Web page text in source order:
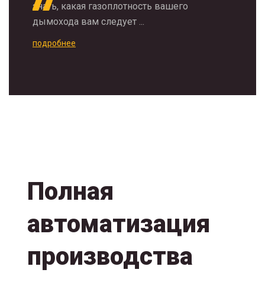
знать, какая газоплотность вашего
дымохода вам следует ...
подробнее
Полная
автоматизация
производства